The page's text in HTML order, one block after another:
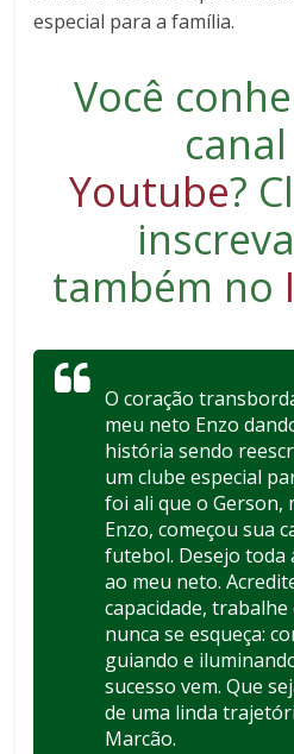
especial para a família.
Você
Youtube?
inscreva
também no
O coração
meu neto Enzo
história sendo
um clube especial
foi ali que o Gerson,
Enzo, começou sua
futebol. Desejo toda
ao meu neto.
capacidade,
nunca se esqueça:
guiando e
sucesso vem. Que
de uma linda
Marcão.